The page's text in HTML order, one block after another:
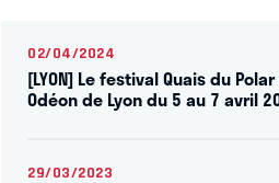
02/04/2024
[LYON] Le festival Quais du
Odéon de Lyon du 5 au 7 avril
29/03/2023